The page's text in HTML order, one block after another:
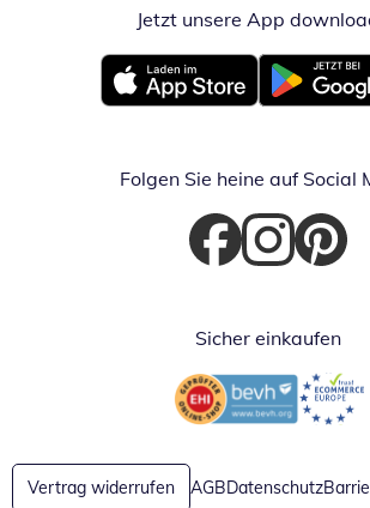
Jetzt unsere App
Öffnet in neuem Fenster
Öffnet in
Folgen Sie heine auf Social
Öffnet in neuem
Öffnet inÖffnet
Sicher einkaufen
Öffnet in neuemÖffnet
Vertrag widerrufen AGBDatenschutz